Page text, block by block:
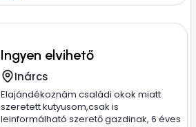
Ingyen elvihető
Inárcs
Elajándékoznám családi okok miatt
szeretett kutyusom,csak is
leinformálható szerető gazdinak, 6 éves